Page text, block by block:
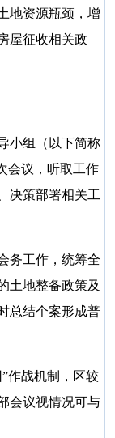
地资源瓶颈，增
屋征收相关政
小组（以下简称
会议，听取工作
决策部署相关工
务工作，统筹全
土地整备政策及
总结个案形成普
作战机制，区较
会议视情况可与